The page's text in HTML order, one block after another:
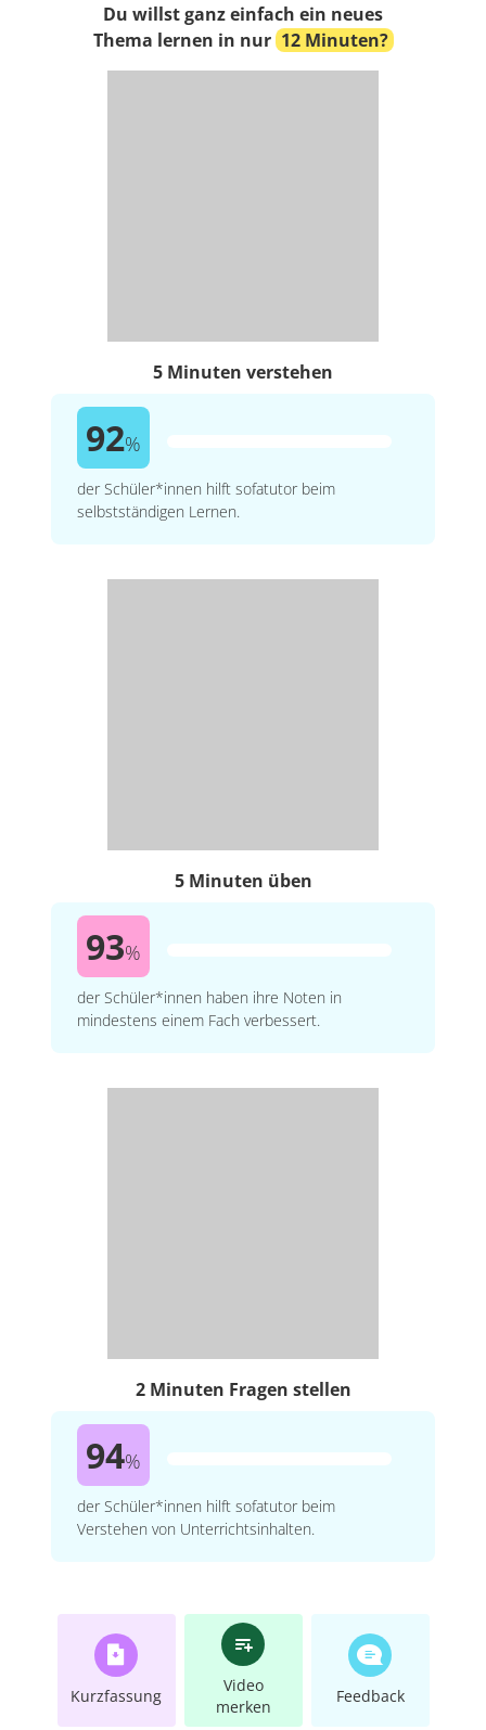
Du willst ganz einfach ein neues
Thema lernen in nur 12 Minuten?
5 Minuten verstehen
92%
der Schüler*innen hilft sofatutor beim
selbstständigen Lernen.
5 Minuten üben
93%
der Schüler*innen haben ihre Noten in
mindestens einem Fach verbessert.
2 Minuten Fragen stellen
94%
der Schüler*innen hilft sofatutor beim
Verstehen von Unterrichtsinhalten.
Kurzfassung
Video
merken
Feedback